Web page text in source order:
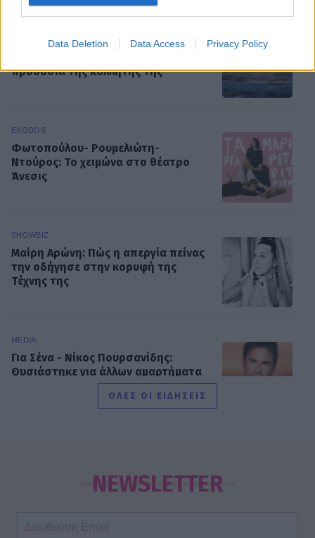
Data Deletion Data Access Privacy Policy
Σπιλιάδες Spoiler: Τη θεωρούν νεκρή
προδοσία της κολλητής της
EXODOS
Φωτοπούλου- Ρουμελιώτη-
Ντούρος: Το χειμώνα στο θέατρο
Άνεσις
SHOWBIZ
Μαίρη Αρώνη: Πώς η απεργία πείνας
την οδήγησε στην κορυφή της
Τέχνης της
MEDIA
Για Σένα - Νίκος Πουρσανίδης:
Θυσιάστηκε για άλλων αμαρτήματα
– Η τραγική μοίρα του Μιχάλη
αφουγκράζεσαι τι θέλουν και τι
ψάχνουν οι τηλεθεατές»
ΟΛΕΣ ΟΙ ΕΙΔΗΣΕΙΣ
NEWSLETTER